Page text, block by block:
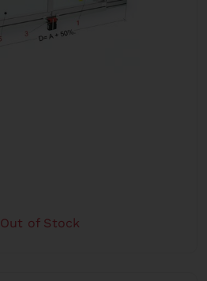
Out of Stock